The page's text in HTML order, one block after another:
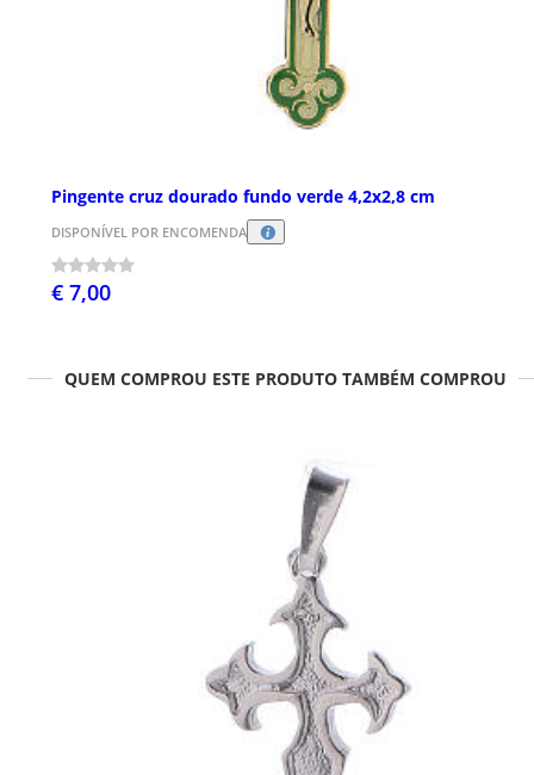
Pingente cruz dourado fundo verde 4,2x2,8 cm
DISPONÍVEL POR ENCOMENDA
€ 7,00
QUEM COMPROU ESTE PRODUTO TAMBÉM COMPROU